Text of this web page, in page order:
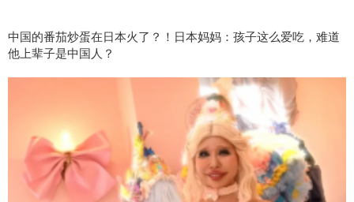
中国的番茄炒蛋在日本火了？！日本妈妈：孩子这么爱吃，难道
他上辈子是中国人？